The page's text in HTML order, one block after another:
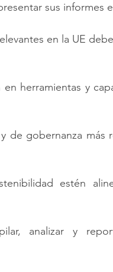
sus informes
en la UE
herramientas y
de gobernanza más
estén
analizar y